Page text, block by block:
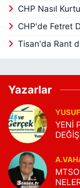
CHP Nasıl
CHP'de Fetret
Tisan'da Rant
Yazarlar
YENİ